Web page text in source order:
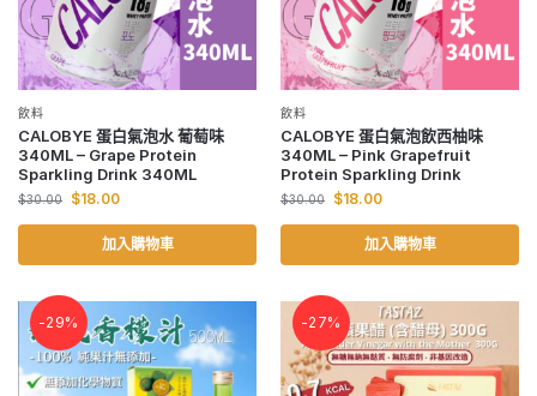
飲料
CALOBYE 蛋白氣泡水 葡萄味
340ML – Grape Protein
Sparkling Drink 340ML
$30.00 $18.00
加入購物車
飲料
CALOBYE 蛋白氣泡飲西柚味
340ML – Pink Grapefruit
Protein Sparkling Drink
$30.00 $18.00
加入購物車
-29% -27%